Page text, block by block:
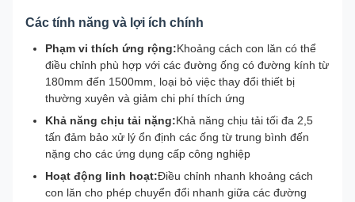
Các tính năng và lợi ích chính
Phạm vi thích ứng rộng:Khoảng cách con lăn có thể
điều chỉnh phù hợp với các đường ống có đường kính từ
180mm đến 1500mm, loại bỏ việc thay đổi thiết bị
thường xuyên và giảm chi phí thích ứng
Khả năng chịu tải nặng:Khả năng chịu tải tối đa 2,5
tấn đảm bảo xử lý ổn định các ống từ trung bình đến
nặng cho các ứng dụng cấp công nghiệp
Hoạt động linh hoạt:Điều chỉnh nhanh khoảng cách
con lăn cho phép chuyển đổi nhanh giữa các đường